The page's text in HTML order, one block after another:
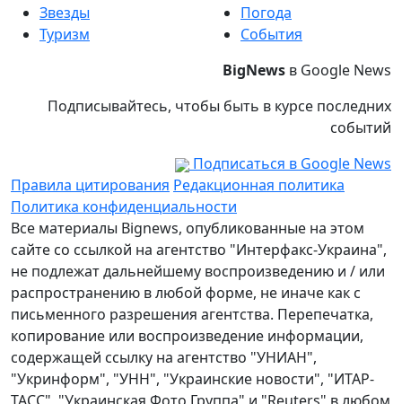
Звезды
Туризм
Погода
События
BigNews в Google News
Подписывайтесь, чтобы быть в курсе последних
событий
Подписаться в Google News
Правила цитирования Редакционная политика
Политика конфиденциальности
Все материалы Bignews, опубликованные на этом
сайте со ссылкой на агентство "Интерфакс-Украина",
не подлежат дальнейшему воспроизведению и / или
распространению в любой форме, не иначе как с
письменного разрешения агентства. Перепечатка,
копирование или воспроизведение информации,
содержащей ссылку на агентство "УНИАН",
"Укринформ", "УНН", "Украинские новости", "ИТАР-